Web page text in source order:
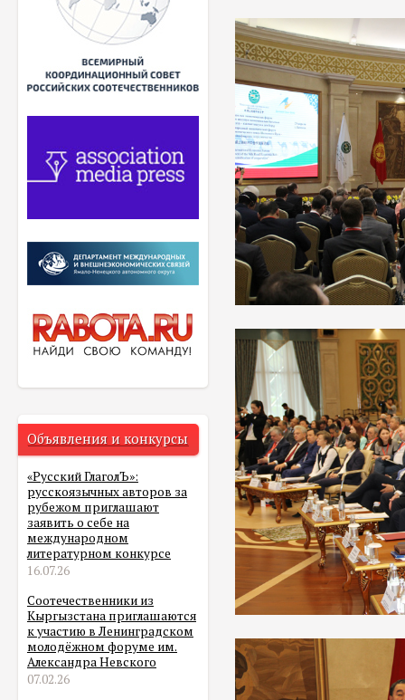
Объявления и конкурсы
«Русский ГлаголЪ»:
русскоязычных авторов за
рубежом приглашают
заявить о себе на
международном
литературном конкурсе
16.07.26
Соотечественники из
Кыргызстана приглашаются
к участию в Ленинградском
молодёжном форуме им.
Александра Невского
07.02.26